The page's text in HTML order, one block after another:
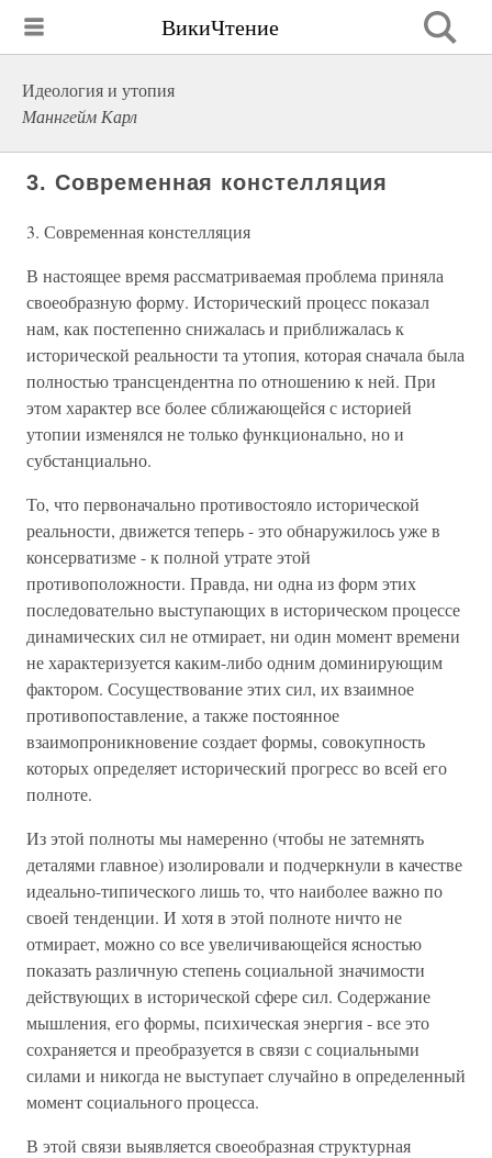
ВикиЧтение
Идеология и утопия
Маннгейм Карл
3. Современная констелляция
3. Современная констелляция
В настоящее время рассматриваемая проблема приняла
своеобразную форму. Исторический процесс показал
нам, как постепенно снижалась и приближалась к
исторической реальности та утопия, которая сначала была
полностью трансцендентна по отношению к ней. При
этом характер все более сближающейся с историей
утопии изменялся не только функционально, но и
субстанциально.
То, что первоначально противостояло исторической
реальности, движется теперь - это обнаружилось уже в
консерватизме - к полной утрате этой
противоположности. Правда, ни одна из форм этих
последовательно выступающих в историческом процессе
динамических сил не отмирает, ни один момент времени
не характеризуется каким-либо одним доминирующим
фактором. Сосуществование этих сил, их взаимное
противопоставление, а также постоянное
взаимопроникновение создает формы, совокупность
которых определяет исторический прогресс во всей его
полноте.
Из этой полноты мы намеренно (чтобы не затемнять
деталями главное) изолировали и подчеркнули в качестве
идеально-типического лишь то, что наиболее важно по
своей тенденции. И хотя в этой полноте ничто не
отмирает, можно со все увеличивающейся ясностью
показать различную степень социальной значимости
действующих в исторической сфере сил. Содержание
мышления, его формы, психическая энергия - все это
сохраняется и преобразуется в связи с социальными
силами и никогда не выступает случайно в определенный
момент социального процесса.
В этой связи выявляется своеобразная структурная